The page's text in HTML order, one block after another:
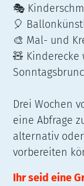
🎭
🎈
🎨 Mal- und
🧸 Kinderecke
Drei Wochen
eine Abfrage
alternativ
vorbereiten
Ihr seid eine